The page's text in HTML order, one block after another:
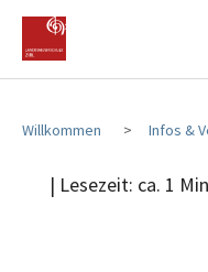
Zum Hauptinhalt
Zum Fußbereich
Willkommen Infos &
| Lesezeit: ca. 1